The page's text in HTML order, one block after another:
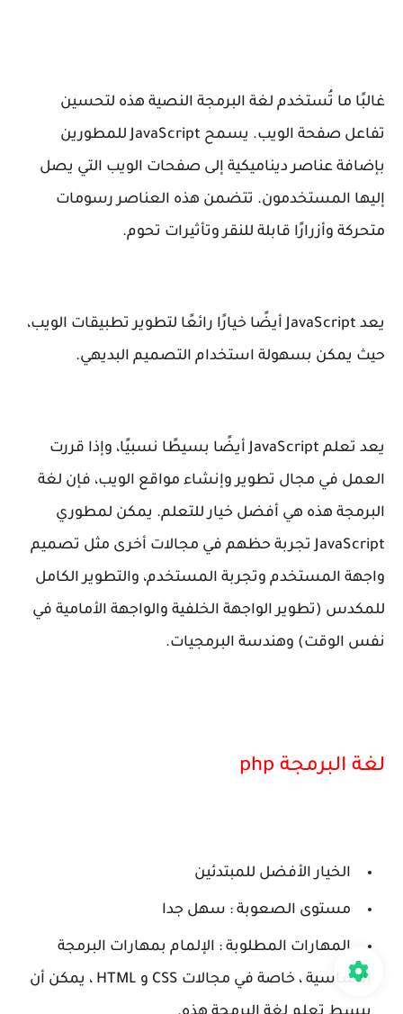
غالبًا ما تُستخدم لغة البرمجة النصية هذه لتحسين
تفاعل صفحة الويب. يسمح JavaScript للمطورين
بإضافة عناصر ديناميكية إلى صفحات الويب التي يصل
إليها المستخدمون. تتضمن هذه العناصر رسومات
متحركة وأزرارًا قابلة للنقر وتأثيرات تحوم.
يعد JavaScript أيضًا خيارًا رائعًا لتطوير تطبيقات الويب،
حيث يمكن بسهولة استخدام التصميم البديهي.
يعد تعلم JavaScript أيضًا بسيطًا نسبيًا، وإذا قررت
العمل في مجال تطوير وإنشاء مواقع الويب، فإن لغة
البرمجة هذه هي أفضل خيار للتعلم. يمكن لمطوري
JavaScript تجربة حظهم في مجالات أخرى مثل تصميم
واجهة المستخدم وتجربة المستخدم، والتطوير الكامل
للمكدس (تطوير الواجهة الخلفية والواجهة الأمامية في
نفس الوقت) وهندسة البرمجيات.
لغة البرمجة php
الخيار الأفضل للمبتدئين
مستوى الصعوبة : سهل جدا
المهارات المطلوبة : الإلمام بمهارات البرمجة
الأساسية ، خاصة في مجالات CSS و HTML ، يمكن أن